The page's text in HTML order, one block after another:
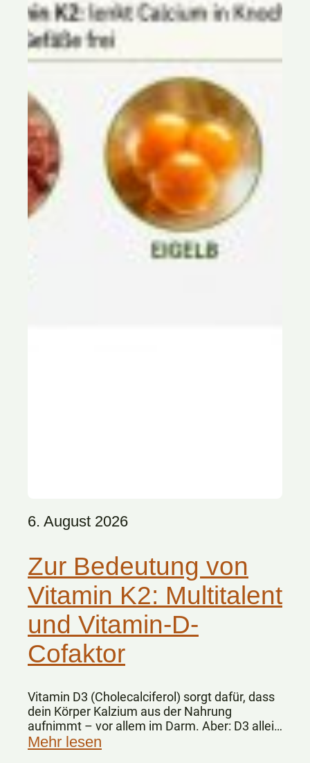
6. August 2026
Zur Bedeutung von
Vitamin K2: Multitalent
und Vitamin-D-
Cofaktor
Vitamin D3 (Cholecalciferol) sorgt dafür, dass
dein Körper Kalzium aus der Nahrung
aufnimmt – vor allem im Darm. Aber: D3 allein
„weiß“ nicht, wohin das Kalzium im Körper
Mehr lesen